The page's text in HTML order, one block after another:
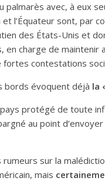
palmarès avec, à eux
et l’Équateur sont, par
des États-Unis et
en charge de
contestations
bords évoquent déjà la
protégé de toute
au point
sur la
mais